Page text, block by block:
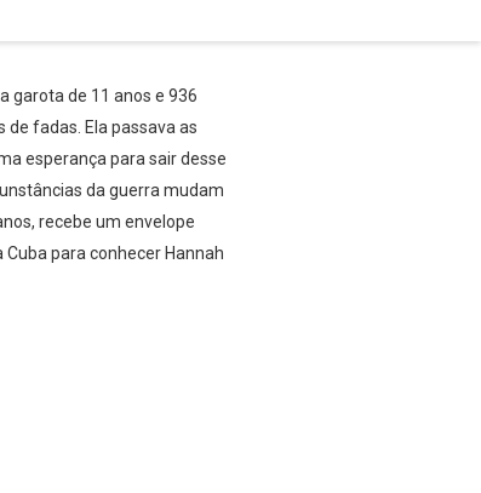
garota de 11 anos e 936
fadas. Ela passava as
esperança para sair desse
da guerra mudam
recebe um envelope
para conhecer Hannah